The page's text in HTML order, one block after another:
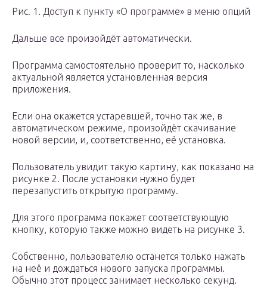
Рис. 1. Доступ к пункту «О программе» в меню опций
Дальше все произойдёт автоматически.
Программа самостоятельно проверит то, насколько
актуальной является установленная версия
приложения.
Если она окажется устаревшей, точно так же, в
автоматическом режиме, произойдёт скачивание
новой версии, и, соответственно, её установка.
Пользователь увидит такую картину, как показано на
рисунке 2. После установки нужно будет
перезапустить открытую программу.
Для этого программа покажет соответствующую
кнопку, которую также можно видеть на рисунке 3.
Собственно, пользователю останется только нажать
на неё и дождаться нового запуска программы.
Обычно этот процесс занимает несколько секунд.